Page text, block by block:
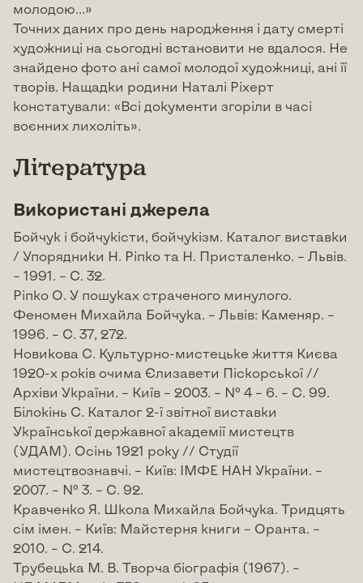
молодою…»
Точних даних про день народження і дату смерті
художниці на сьогодні встановити не вдалося. Не
знайдено фото ані самої молодої художниці, ані її
творів. Нащадки родини Наталі Ріхерт
констатували: «Всі документи згоріли в часі
воєнних лихоліть».
Література
Використані джерела
Бойчук і бойчукісти, бойчукізм. Каталог виставки
/ Упорядники Н. Ріпко та Н. Присталенко. – Львів.
– 1991. – С. 32.
Ріпко О. У пошуках страченого минулого.
Феномен Михайла Бойчука. – Львів: Каменяр. –
1996. – С. 37, 272.
Новикова С. Культурно-мистецьке життя Києва
1920-х років очима Єлизавети Піскорської //
Архіви України. – Київ – 2003. – № 4 – 6. – С. 99.
Білокінь С. Каталог 2-ї звітної виставки
Української державної академії мистецтв
(УДАМ). Осінь 1921 року // Студії
мистецтвознавчі. – Київ: ІМФЕ НАН України. –
2007. – № 3. – С. 92.
Кравченко Я. Школа Михайла Бойчука. Тридцять
сім імен. – Київ: Майстерня книги – Оранта. –
2010. – С. 214.
Трубецька М. В. Творча біографія (1967). –